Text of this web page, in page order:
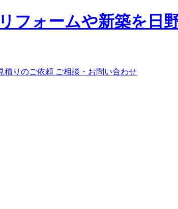
ご相談・お問い合わせ